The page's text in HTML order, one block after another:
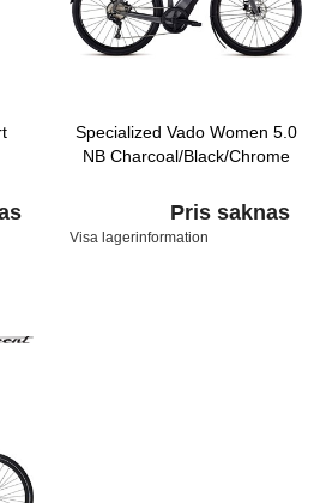
Specialized Vado Women 5.0
NB Charcoal/Black/Chrome
Pris saknas
Visa lagerinformation